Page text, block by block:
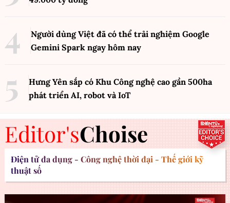
Người dùng Việt đã có thể trải nghiệm Google
Gemini Spark ngay hôm nay
Hưng Yên sắp có Khu Công nghệ cao gần 500ha
phát triển AI, robot và IoT
Editor'sChoise
Điện tử đa dụng - Công nghệ thời đại - Thế giới kỹ
thuật số